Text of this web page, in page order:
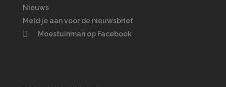
Nieuws
Meld je aan voor de nieuwsbrief
Moestuinman op Facebook